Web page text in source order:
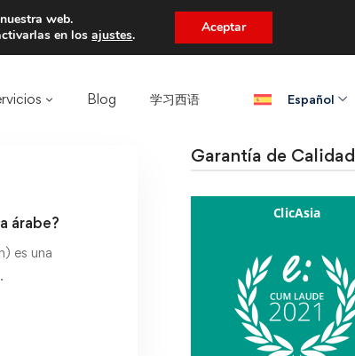
de 75€ de descuento.
Blog 学习西语​ Español
árabe?
Garantía de Calidad
web.
en losajustes. Aceptar